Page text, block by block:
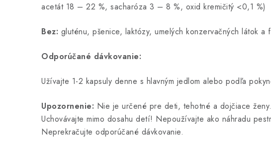
acetát 18 – 22 %, sacharóza 3 – 8 %, oxid kremičitý <0,1 %)
Bez: gluténu, pšenice, laktózy, umelých konzervačných látok a
Odporúčané dávkovanie:
Užívajte 1-2 kapsuly denne s hlavným jedlom alebo podľa
Upozornenie: Nie je určené pre deti, tehotné a dojčiace ženy.
Uchovávajte mimo dosahu detí! Nepoužívajte ako náhradu
Neprekračujte odporúčané dávkovanie.